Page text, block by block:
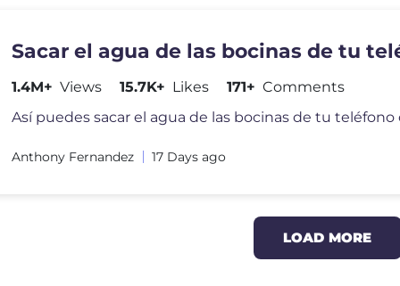
Sacar el agua de las bocinas de tu
1.4M+ Views 15.7K+ Likes 171+ Comments
Anthony Fernandez 17 Days ago
LOAD MORE